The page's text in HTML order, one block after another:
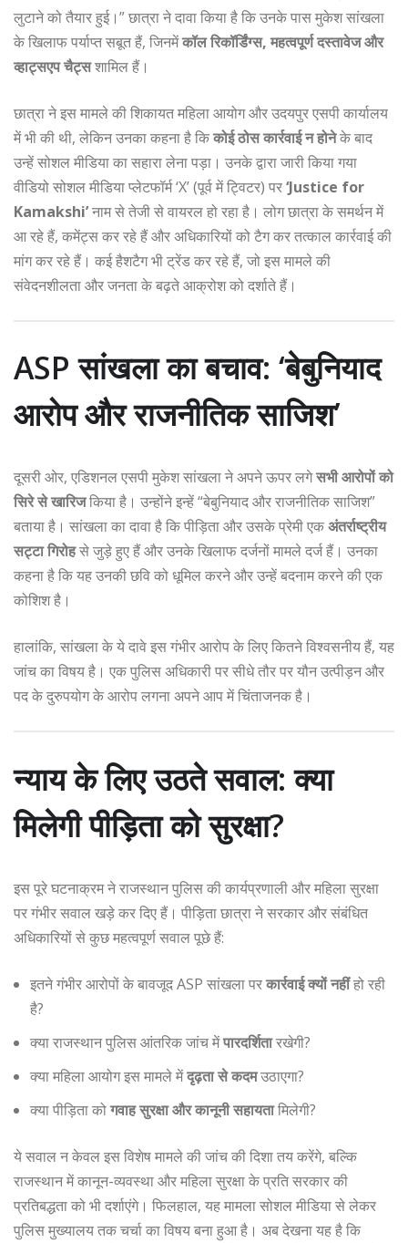
लुटाने को तैयार हुई।” छात्रा ने दावा किया है कि उनके पास मुकेश सांखला
के खिलाफ पर्याप्त सबूत हैं, जिनमेंकॉल रिकॉर्डिंग्स, महत्वपूर्ण दस्तावेज और
व्हाट्सएप चैट्सशामिल हैं।
छात्रा ने इस मामले की शिकायत महिला आयोग और उदयपुर एसपी कार्यालय
में भी की थी, लेकिन उनका कहना है किकोई ठोस कार्रवाई न होनेके बाद
उन्हें सोशल मीडिया का सहारा लेना पड़ा। उनके द्वारा जारी किया गया
वीडियो सोशल मीडिया प्लेटफॉर्म ‘X’ (पूर्व में ट्विटर) पर‘Justice for
Kamakshi’नाम से तेजी से वायरल हो रहा है। लोग छात्रा के समर्थन में
आ रहे हैं, कमेंट्स कर रहे हैं और अधिकारियों को टैग कर तत्काल कार्रवाई की
मांग कर रहे हैं। कई हैशटैग भी ट्रेंड कर रहे हैं, जो इस मामले की
संवेदनशीलता और जनता के बढ़ते आक्रोश को दर्शाते हैं।
ASP सांखला का बचाव: ‘बेबुनियाद
आरोप और राजनीतिक साजिश’
दूसरी ओर, एडिशनल एसपी मुकेश सांखला ने अपने ऊपर लगेसभी आरोपों को
सिरे से खारिजकिया है। उन्होंने इन्हें “बेबुनियाद और राजनीतिक साजिश”
बताया है। सांखला का दावा है कि पीड़िता और उसके प्रेमी एकअंतर्राष्ट्रीय
सट्टा गिरोहसे जुड़े हुए हैं और उनके खिलाफ दर्जनों मामले दर्ज हैं। उनका
कहना है कि यह उनकी छवि को धूमिल करने और उन्हें बदनाम करने की एक
कोशिश है।
हालांकि, सांखला के ये दावे इस गंभीर आरोप के लिए कितने विश्वसनीय हैं, यह
जांच का विषय है। एक पुलिस अधिकारी पर सीधे तौर पर यौन उत्पीड़न और
पद के दुरुपयोग के आरोप लगना अपने आप में चिंताजनक है।
न्याय के लिए उठते सवाल: क्या
मिलेगी पीड़िता को सुरक्षा?
इस पूरे घटनाक्रम ने राजस्थान पुलिस की कार्यप्रणाली और महिला सुरक्षा
पर गंभीर सवाल खड़े कर दिए हैं। पीड़िता छात्रा ने सरकार और संबंधित
अधिकारियों से कुछ महत्वपूर्ण सवाल पूछे हैं:
इतने गंभीर आरोपों के बावजूद ASP सांखला परकार्रवाई क्यों नहींहो रही
है?
क्या राजस्थान पुलिस आंतरिक जांच मेंपारदर्शितारखेगी?
क्या महिला आयोग इस मामले मेंदृढ़ता से कदमउठाएगा?
क्या पीड़िता कोगवाह सुरक्षा और कानूनी सहायतामिलेगी?
ये सवाल न केवल इस विशेष मामले की जांच की दिशा तय करेंगे, बल्कि
राजस्थान में कानून-व्यवस्था और महिला सुरक्षा के प्रति सरकार की
प्रतिबद्धता को भी दर्शाएंगे। फिलहाल, यह मामला सोशल मीडिया से लेकर
पुलिस मुख्यालय तक चर्चा का विषय बना हुआ है। अब देखना यह है कि